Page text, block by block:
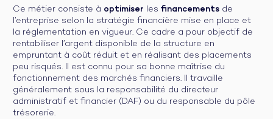
Ce métier consiste à optimiser les financements de
l’entreprise selon la stratégie financière mise en place et
la réglementation en vigueur. Ce cadre a pour objectif de
rentabiliser l’argent disponible de la structure en
empruntant à coût réduit et en réalisant des placements
peu risqués. Il est connu pour sa bonne maîtrise du
fonctionnement des marchés financiers. Il travaille
généralement sous la responsabilité du directeur
administratif et financier (DAF) ou du responsable du pôle
trésorerie.